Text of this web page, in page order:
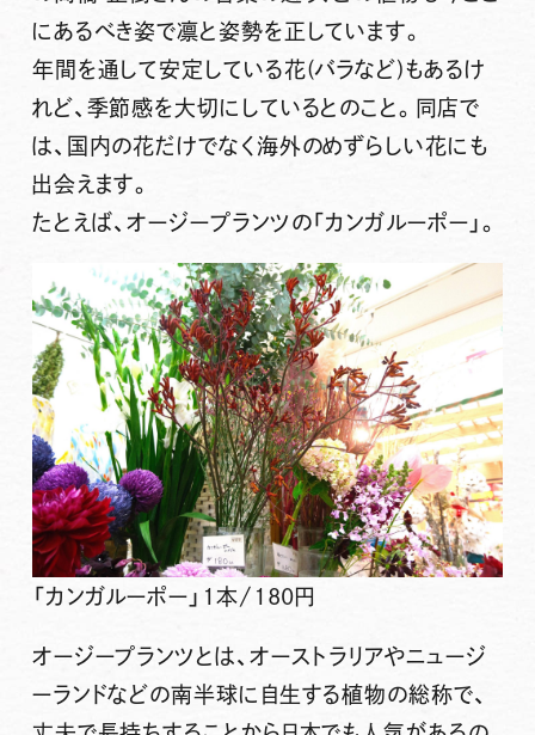
にあるべき姿で凛と姿勢を正しています。
年間を通して安定している花(バラなど)もあるけ
れど、季節感を大切にしているとのこと。同店で
は、国内の花だけでなく海外のめずらしい花にも
出会えます。
たとえば、オージープランツの「カンガルーポー」 。
「カンガルーポー」1本/180円
オージープランツとは、オーストラリアやニュージ
ーランドなどの南半球に自生する植物の総称で、